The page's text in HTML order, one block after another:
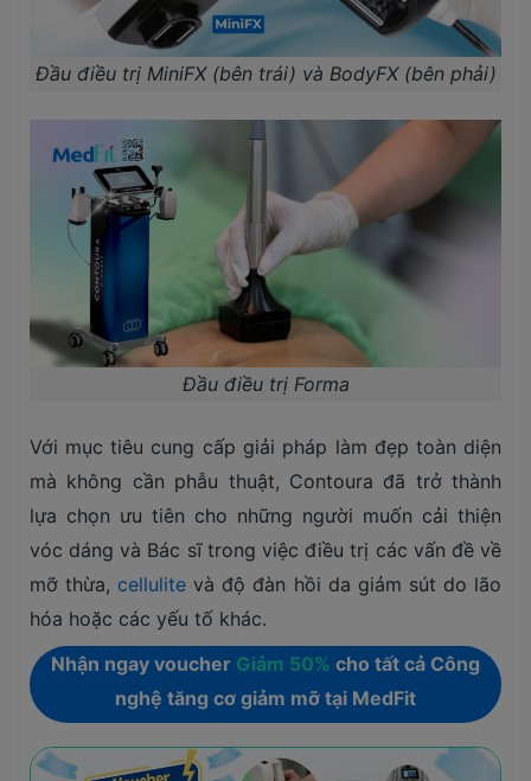
Đầu điều trị MiniFX (bên trái) và BodyFX (bên phải)
Đầu điều trị Forma
Với mục tiêu cung cấp giải pháp làm đẹp toàn diện
mà không cần phẫu thuật, Contoura đã trở thành
lựa chọn ưu tiên cho những người muốn cải thiện
vóc dáng và Bác sĩ trong việc điều trị các vấn đề về
mỡ thừa, cellulitevà độ đàn hồi da giảm sút do lão
hóa hoặc các yếu tố khác.
Nhận ngay voucher Giảm 50% cho tất cả Công
nghệ tăng cơ giảm mỡ tại MedFit